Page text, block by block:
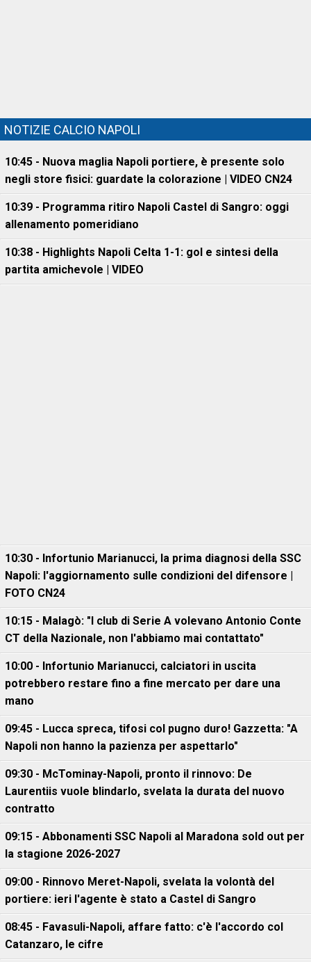
NOTIZIE CALCIO NAPOLI
10:45 - Nuova maglia Napoli portiere, è presente solo
negli store fisici: guardate la colorazione | VIDEO CN24
10:39 - Programma ritiro Napoli Castel di Sangro: oggi
allenamento pomeridiano
10:38 - Highlights Napoli Celta 1-1: gol e sintesi della
partita amichevole | VIDEO
10:30 - Infortunio Marianucci, la prima diagnosi della SSC
Napoli: l'aggiornamento sulle condizioni del difensore |
FOTO CN24
10:15 - Malagò: "I club di Serie A volevano Antonio Conte
CT della Nazionale, non l'abbiamo mai contattato"
10:00 - Infortunio Marianucci, calciatori in uscita
potrebbero restare fino a fine mercato per dare una
mano
09:45 - Lucca spreca, tifosi col pugno duro! Gazzetta: "A
Napoli non hanno la pazienza per aspettarlo"
09:30 - McTominay-Napoli, pronto il rinnovo: De
Laurentiis vuole blindarlo, svelata la durata del nuovo
contratto
09:15 - Abbonamenti SSC Napoli al Maradona sold out per
la stagione 2026-2027
09:00 - Rinnovo Meret-Napoli, svelata la volontà del
portiere: ieri l'agente è stato a Castel di Sangro
08:45 - Favasuli-Napoli, affare fatto: c'è l'accordo col
Catanzaro, le cifre